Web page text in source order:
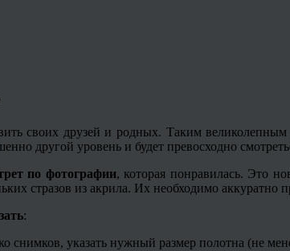
своих друзей и родных. Таким
другой уровень и будет превосходно
по фотографии, которая понравилась. Это
стразов из акрила. Их необходимо аккуратно
:
снимков, указать нужный размер полотна (не